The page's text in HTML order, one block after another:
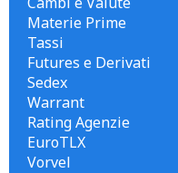
Materie Prime
Tassi
Futures e Derivati
Sedex
Warrant
Rating Agenzie
EuroTLX
Vorvel